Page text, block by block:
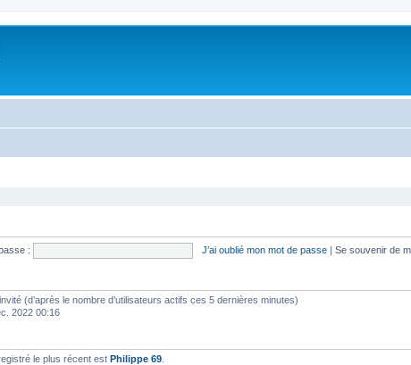
: J’ai oublié mon mot de passe | Se souvenir de
(d’après le nombre d’utilisateurs actifs ces 5 dernières minutes)
2022 00:16
le plus récent est Philippe 69